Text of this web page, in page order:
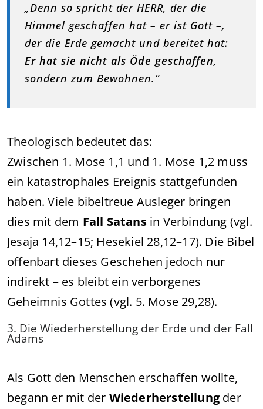
„Denn so spricht der HERR, der die
Himmel geschaffen hat – er ist Gott –,
der die Erde gemacht und bereitet hat:
Er hat sie nicht als Öde geschaffen,
sondern zum Bewohnen.“
Theologisch bedeutet das:
Zwischen 1. Mose 1,1 und 1. Mose 1,2 muss
ein katastrophales Ereignis stattgefunden
haben. Viele bibeltreue Ausleger bringen
dies mit dem Fall Satansin Verbindung (vgl.
Jesaja 14,12–15; Hesekiel 28,12–17). Die Bibel
offenbart dieses Geschehen jedoch nur
indirekt – es bleibt ein verborgenes
Geheimnis Gottes (vgl. 5. Mose 29,28).
3. Die Wiederherstellung der Erde und der Fall
Adams
Als Gott den Menschen erschaffen wollte,
begann er mit der Wiederherstellung der